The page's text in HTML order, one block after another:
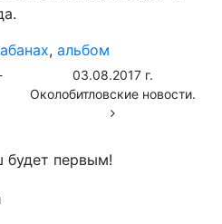
, альбом
03.08.2017 г.
Околобитловские новости.
будет первым!